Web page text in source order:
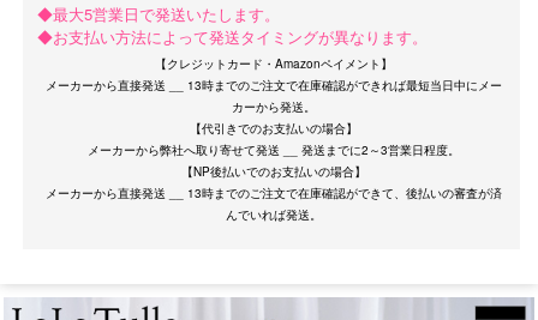
◆最大5営業日で発送いたします。
◆お支払い方法によって発送タイミングが異なります。
【クレジットカード・Amazonペイメント】
メーカーから直接発送 __ 13時までのご注文で在庫確認ができれば最短当日中にメー
カーから発送。
【代引きでのお支払いの場合】
メーカーから弊社へ取り寄せて発送 __ 発送までに2～3営業日程度。
【NP後払いでのお支払いの場合】
メーカーから直接発送 __ 13時までのご注文で在庫確認ができて、後払いの審査が済